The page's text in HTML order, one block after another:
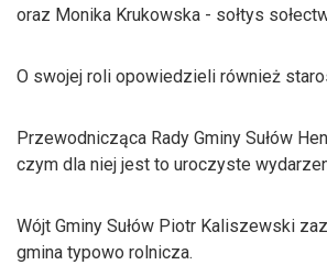
oraz Monika Krukowska - sołtys
O swojej roli opowiedzieli również
Przewodnicząca Rady Gminy Sułów
czym dla niej jest to uroczyste
Wójt Gminy Sułów Piotr Kaliszewski
gmina typowo rolnicza.